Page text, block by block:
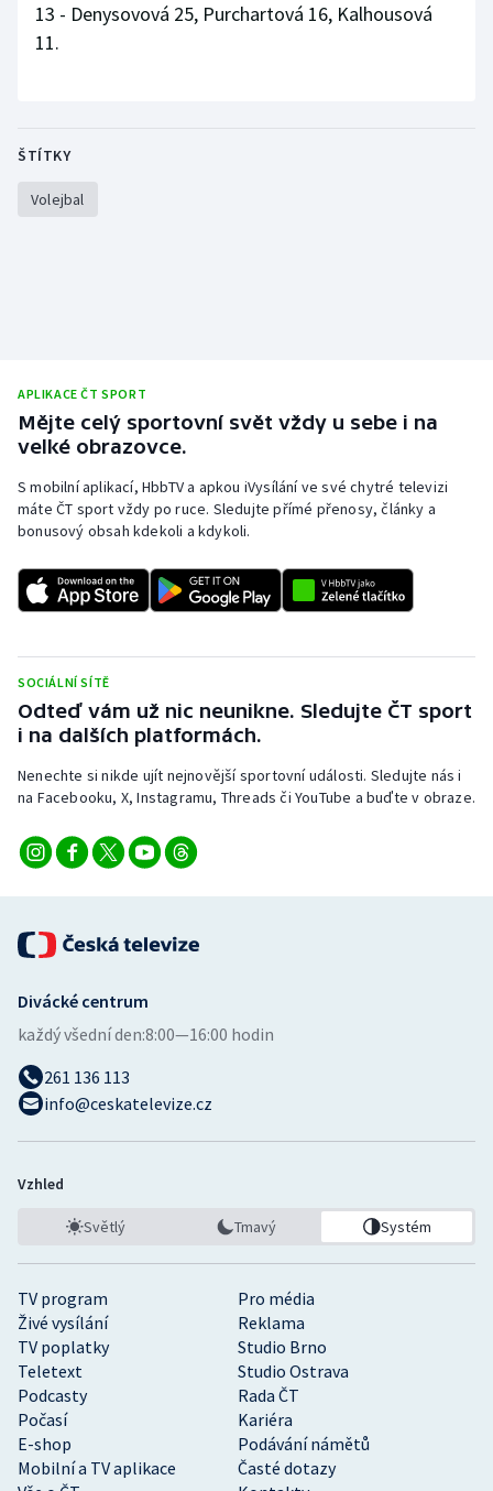
Stolní tenis
13 - Denysovová 25, Purchartová 16, Kalhousová
11.
ŠTÍTKY
Volejbal
APLIKACE ČT SPORT
Mějte celý sportovní svět vždy u sebe i na
velké obrazovce.
S mobilní aplikací, HbbTV a apkou iVysílání ve své chytré televizi
máte ČT sport vždy po ruce. Sledujte přímé přenosy, články a
bonusový obsah kdekoli a kdykoli.
SOCIÁLNÍ SÍTĚ
Odteď vám už nic neunikne. Sledujte ČT sport
i na dalších platformách.
Nenechte si nikde ujít nejnovější sportovní události. Sledujte nás i
na Facebooku, X, Instagramu, Threads či YouTube a buďte v obraze.
TV program
Pro média
Živé vysílání
Reklama
TV poplatky
Studio Brno
Teletext
Studio Ostrava
Podcasty
Rada ČT
Počasí
Kariéra
E-shop
Podávání námětů
Mobilní a TV aplikace
Časté dotazy
Divácké centrum
každý všední den:8:00—16:00 hodin
261 136 113
info@ceskatelevize.cz
Vzhled
Světlý Tmavý Systém